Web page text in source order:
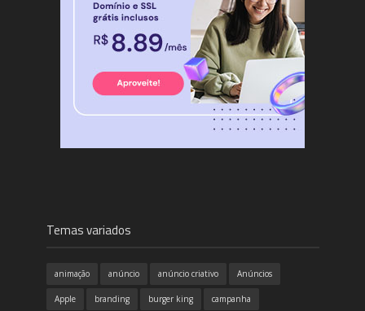
Temas variados
animação anúncio anúncio criativo Anúncios
Apple branding burger king campanha